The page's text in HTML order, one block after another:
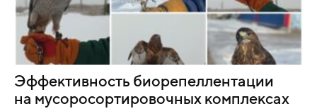
Эффективность биорепеллентации
на мусоросортировочных комплексах